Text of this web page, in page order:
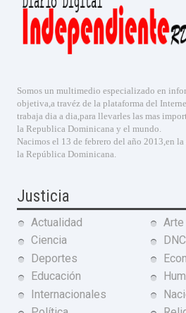
Somos un multimedio especializado en
objetiva,a travéz de la plataforma del
trabaja dia a dia,para llevarles las mas
la Republica Dominicana y el mundo.
Nacimos el 13 de febrero del año 2013,en
la República Dominicana.
Justicia
Actualidad
Arte
Ciencia
Deportes
Educación
Internacionales